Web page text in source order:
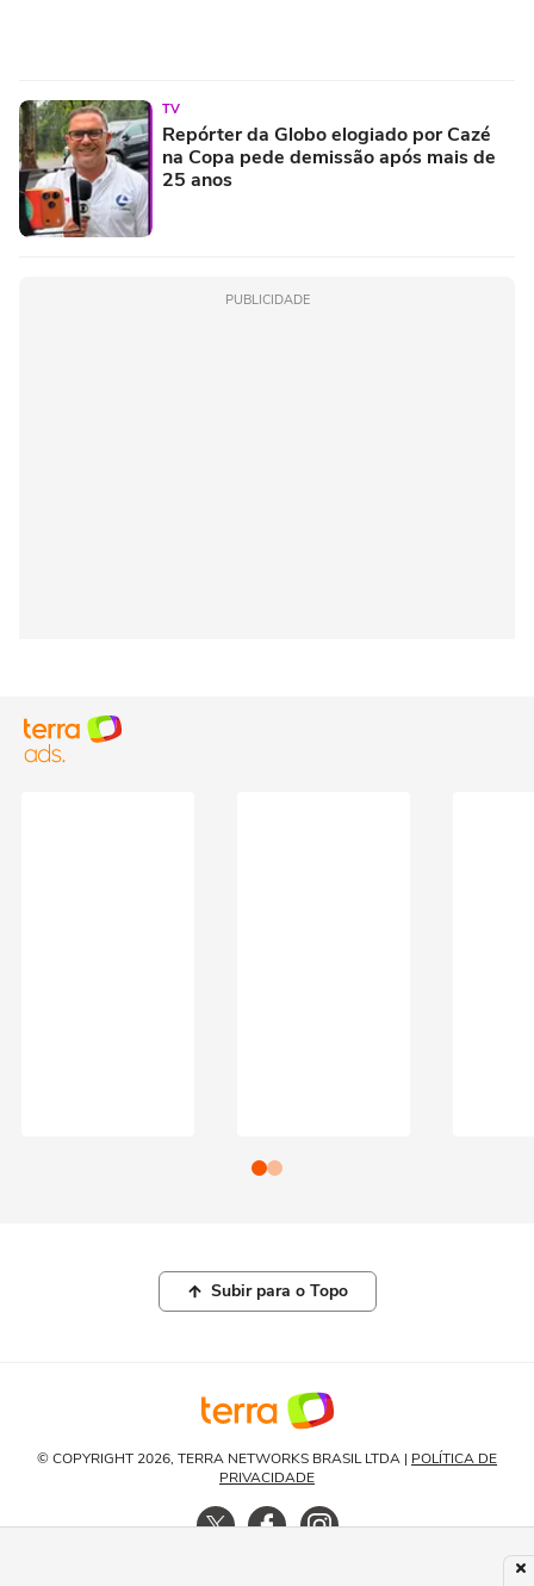
TV
Repórter da Globo elogiado por Cazé
na Copa pede demissão após mais de
25 anos
PUBLICIDADE
Subir para o Topo
© COPYRIGHT 2026, TERRA NETWORKS BRASIL LTDA | POLÍTICA DE
PRIVACIDADE